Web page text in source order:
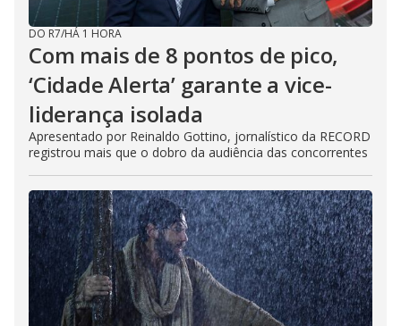
DO R7/HÁ 1 HORA
Com mais de 8 pontos de pico,
‘Cidade Alerta’ garante a vice-
liderança isolada
Apresentado por Reinaldo Gottino, jornalístico da RECORD
registrou mais que o dobro da audiência das concorrentes